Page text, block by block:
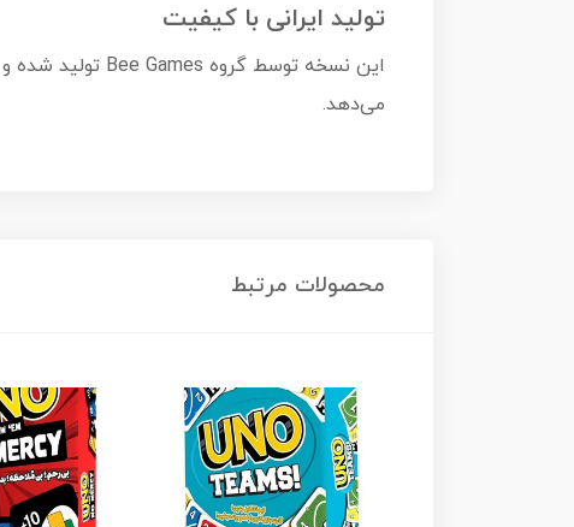
تولید ایرانی با کیفیت
می‌دهد.
محصولات مرتبط